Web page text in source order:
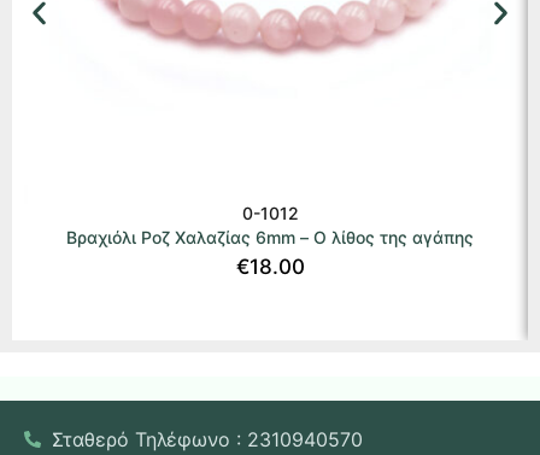
0-1012
Βραχιόλι Ροζ Χαλαζίας 6mm – Ο λίθος της αγάπης
€18.00
Σταθερό Τηλέφωνο : 2310940570